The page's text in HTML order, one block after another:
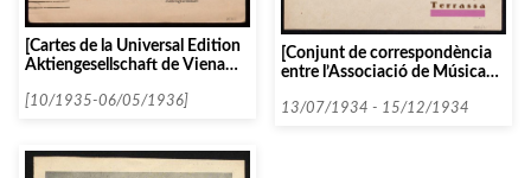
[Cartes de la Universal Edition
Aktiengesellschaft de Viena
material]
[10/1935-06/05/1936]
[Conjunt de correspondència
entre l’Associació de Música
entitats que comencen amb la
13/07/1934 - 15/12/1934